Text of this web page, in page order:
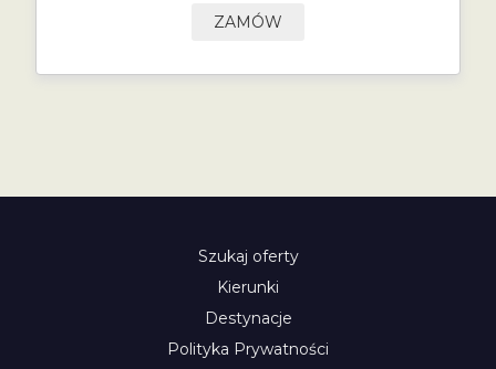
ZAMÓW
Szukaj oferty
Kierunki
Destynacje
Polityka Prywatności